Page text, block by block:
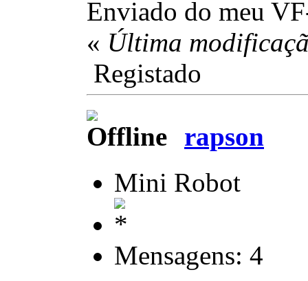
Enviado do meu
« Última
Registado
rapson
Mini Robot
Mensagens: 4